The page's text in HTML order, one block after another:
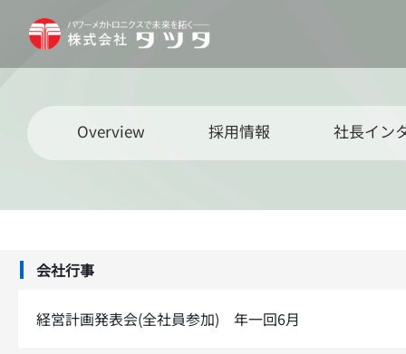
Overview 採用情報 社長イン
会社行事
経営計画発表会(全社員参加) 年一回6月